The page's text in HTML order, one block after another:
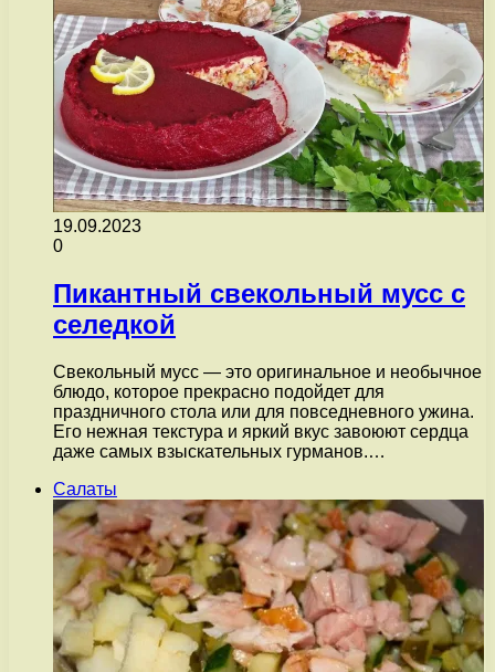
19.09.2023
0
Пикантный свекольный мусс с
селедкой
Свекольный мусс — это оригинальное и необычное
блюдо, которое прекрасно подойдет для
праздничного стола или для повседневного ужина.
Его нежная текстура и яркий вкус завоюют сердца
даже самых взыскательных гурманов.…
Салаты